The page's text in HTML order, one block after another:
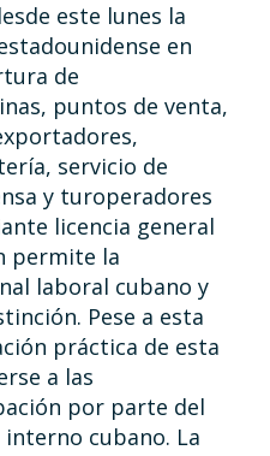
este lunes la
en
de
puntos de venta,
servicio de
y turoperadores
licencia general
permite la
laboral cubano y
Pese a esta
práctica de esta
a las
por parte del
cubano. La